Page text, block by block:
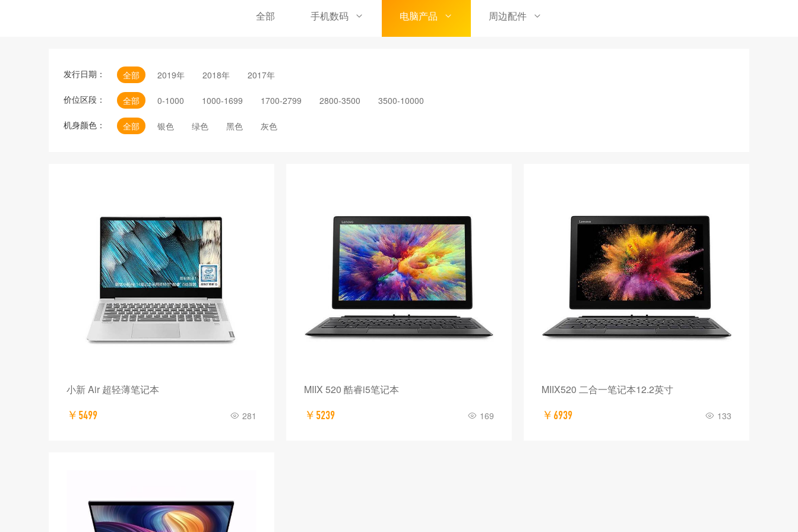
全部 手机数码 电脑产品 周边配件
发行日期： 全部 2019年 2018年 2017年
价位区段： 全部 0-1000 1000-1699 1700-2799 2800-3500 3500-10000
机身颜色： 全部 银色 绿色 黑色 灰色
小新 Air 超轻薄笔记本
￥5499 281
MIIX 520 酷睿i5笔记本
￥5239 169
MIIX520 二合一笔记本12.2英寸
￥6939 133